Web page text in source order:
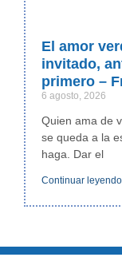
El amor
invitado,
primero –
6 agosto, 2026
Quien ama de
se queda a la
haga. Dar el
Continuar